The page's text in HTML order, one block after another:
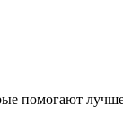
помогают